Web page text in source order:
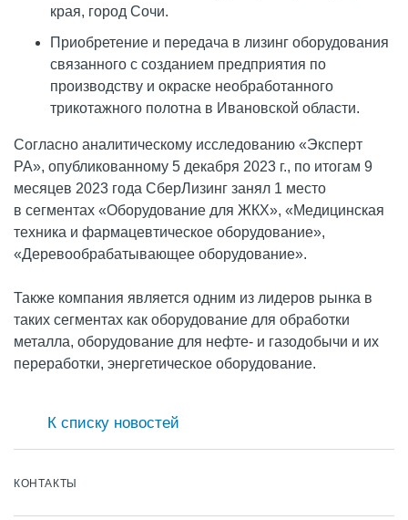
КОНТАКТЫ
края, город Сочи.
Приобретение и передача в лизинг оборудования
связанного с созданием предприятия по
производству и окраске необработанного
трикотажного полотна в Ивановской области.
Cогласно аналитическому исследованию «Эксперт
РА», опубликованному 5 декабря 2023 г., по итогам 9
месяцев 2023 года СберЛизинг занял 1 место
в сегментах «Оборудование для ЖКХ», «Медицинская
техника и фармацевтическое оборудование»,
«Деревообрабатывающее оборудование».
Также компания является одним из лидеров рынка в
таких сегментах как оборудование для обработки
металла, оборудование для нефте- и газодобычи и их
переработки, энергетическое оборудование.
К списку новостей